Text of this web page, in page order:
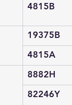
4815B
19375B
4815A
8882H
82246Y